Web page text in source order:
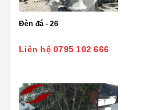
Đèn đá - 26
Liên hệ 0795 102 666